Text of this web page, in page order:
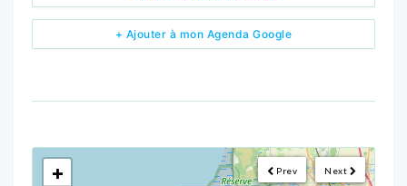
+ Ajouter à mon Agenda Google
Next
Prev
<!---->
+